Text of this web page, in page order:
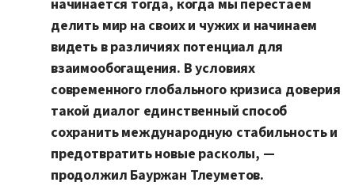
начинается тогда, когда мы перестаем
делить мир на своих и чужих и начинаем
видеть в различиях потенциал для
взаимообогащения. В условиях
современного глобального кризиса доверия
такой диалог единственный способ
сохранить международную стабильность и
предотвратить новые расколы, —
продолжил Бауржан Тлеуметов.